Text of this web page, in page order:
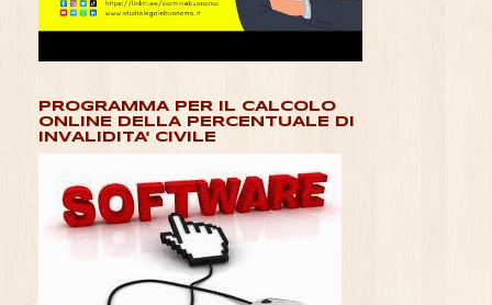
PROGRAMMA PER IL CALCOLO
ONLINE DELLA PERCENTUALE DI
INVALIDITA' CIVILE